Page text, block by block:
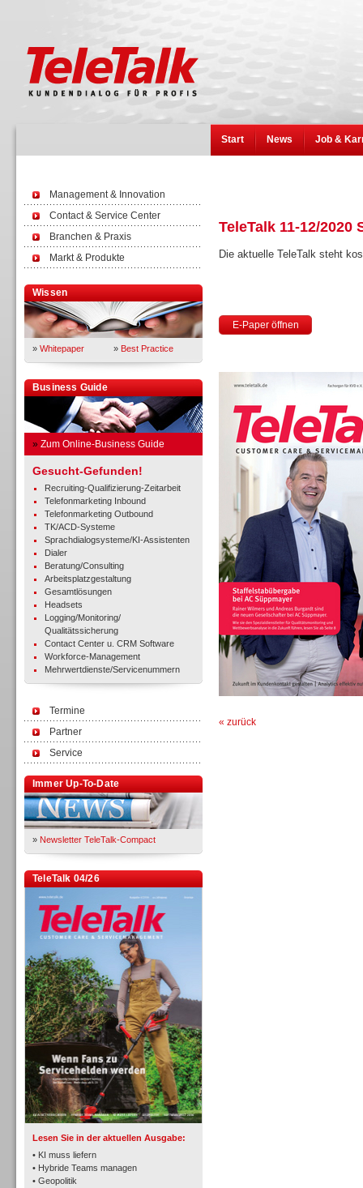
Start News Job &
Management & Innovation
Contact & Service Center
Branchen & Praxis
Markt & Produkte
Wissen
» Whitepaper » Best Practice
Business Guide
» Zum Online-Business Guide
Gesucht-Gefunden!
Recruiting-Qualifizierung-Zeitarbeit
Telefonmarketing Inbound
Telefonmarketing Outbound
TK/ACD-Systeme
Sprachdialogsysteme/KI-Assistenten
Dialer
Beratung/Consulting
Arbeitsplatzgestaltung
Gesamtlösungen
Headsets
Logging/Monitoring/
Qualitätssicherung
Contact Center u. CRM Software
Workforce-Management
Mehrwertdienste/Servicenummern
Termine
Partner
Service
Immer Up-To-Date
» Newsletter TeleTalk-Compact
TeleTalk 04/26
Lesen Sie in der aktuellen Ausgabe:
• KI muss liefern
• Hybride Teams managen
• Geopolitik
TK- und ACD-Systeme
TeleTalk 11-12/2020
Die aktuelle TeleTalk steht
E-Paper öffnen
« zurück